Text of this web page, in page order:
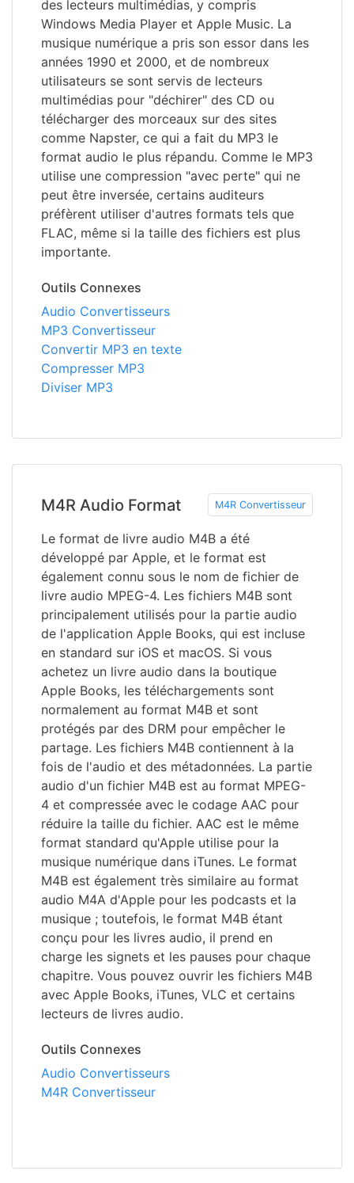
des lecteurs multimédias, y compris
Windows Media Player et Apple Music. La
musique numérique a pris son essor dans les
années 1990 et 2000, et de nombreux
utilisateurs se sont servis de lecteurs
multimédias pour "déchirer" des CD ou
télécharger des morceaux sur des sites
comme Napster, ce qui a fait du MP3 le
format audio le plus répandu. Comme le MP3
utilise une compression "avec perte" qui ne
peut être inversée, certains auditeurs
préfèrent utiliser d'autres formats tels que
FLAC, même si la taille des fichiers est plus
importante.
Outils Connexes
Audio Convertisseurs
MP3 Convertisseur
Convertir MP3 en texte
Compresser MP3
Diviser MP3
M4R Audio Format M4R Convertisseur
Le format de livre audio M4B a été
développé par Apple, et le format est
également connu sous le nom de fichier de
livre audio MPEG-4. Les fichiers M4B sont
principalement utilisés pour la partie audio
de l'application Apple Books, qui est incluse
en standard sur iOS et macOS. Si vous
achetez un livre audio dans la boutique
Apple Books, les téléchargements sont
normalement au format M4B et sont
protégés par des DRM pour empêcher le
partage. Les fichiers M4B contiennent à la
fois de l'audio et des métadonnées. La partie
audio d'un fichier M4B est au format MPEG-
4 et compressée avec le codage AAC pour
réduire la taille du fichier. AAC est le même
format standard qu'Apple utilise pour la
musique numérique dans iTunes. Le format
M4B est également très similaire au format
audio M4A d'Apple pour les podcasts et la
musique ; toutefois, le format M4B étant
conçu pour les livres audio, il prend en
charge les signets et les pauses pour chaque
chapitre. Vous pouvez ouvrir les fichiers M4B
avec Apple Books, iTunes, VLC et certains
lecteurs de livres audio.
Outils Connexes
Audio Convertisseurs
M4R Convertisseur